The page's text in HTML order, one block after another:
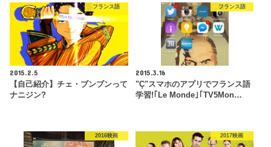
フランス語
2015.2.5
【自己紹介】チェ・ブンブンって
ナニジン?
フランス語
2015.3.16
"Ç"スマホのアプリでフランス語
学習!｢Le Monde｣｢TV5Mon…
2016映画 2017映画